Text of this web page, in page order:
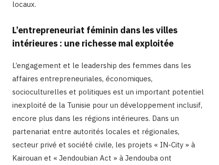
locaux.
L’entrepreneuriat féminin dans les villes
intérieures : une richesse mal exploitée
L’engagement et le leadership des femmes dans les
affaires entrepreneuriales, économiques,
socioculturelles et politiques est un important potentiel
inexploité de la Tunisie pour un développement inclusif,
encore plus dans les régions intérieures. Dans un
partenariat entre autorités locales et régionales,
secteur privé et société civile, les projets « IN-City » à
Kairouan et « Jendoubian Act » à Jendouba ont